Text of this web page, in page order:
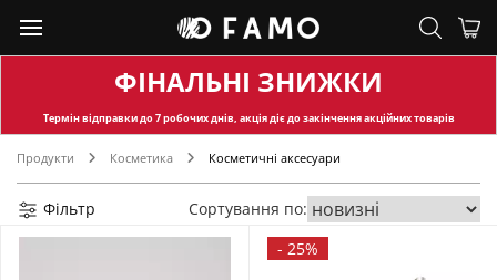
ФІНАЛЬНІ ЗНИЖКИ
Термін відправкидо 7 робочих днів, акція діє до закінчення акційних товарів
Продукти Косметика Косметичні аксесуари
Фільтр Сортування по:
- 25%